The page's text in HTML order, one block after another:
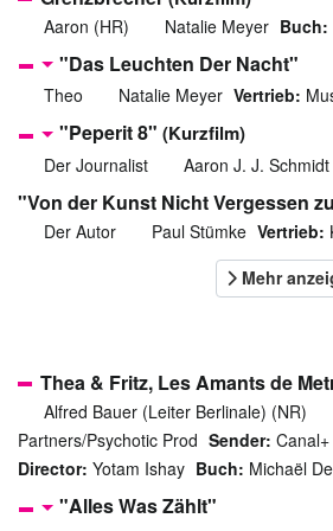
Aaron (HR) Natalie Meyer Buch:
"Das Leuchten Der Nacht"
Theo Natalie Meyer Vertrieb:
"Peperit 8" (Kurzfilm)
Der Journalist Aaron J. J. Schmidt
"Von der Kunst Nicht Vergessen
Der Autor Paul Stümke Vertrieb:
Thea & Fritz, Les Amants de
Alfred Bauer (Leiter Berlinale) (NR)
Partners/Psychotic Prod Sender:
Director: Yotam Ishay Buch: Michaël
"Alles Was Zählt"